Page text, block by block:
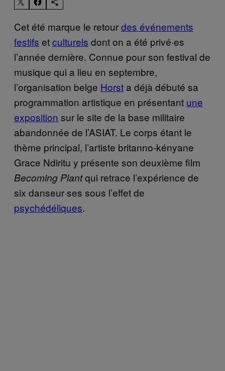
Cet été marque le retourdes événements
festifs etculturels dont on a été privé·es
l’année dernière. Connue pour son festival de
musique qui a lieu en septembre,
l’organisation belge Horst a déjà débuté sa
programmation artistique en présentant une
exposition sur le site de la base militaire
abandonnée de l’ASIAT. Le corps étant le
thème principal, l’artiste britanno-kényane
Grace Ndiritu y présente son deuxième film
Becoming Plantqui retrace l’expérience de
six danseur·ses sous l’effet de
psychédéliques.